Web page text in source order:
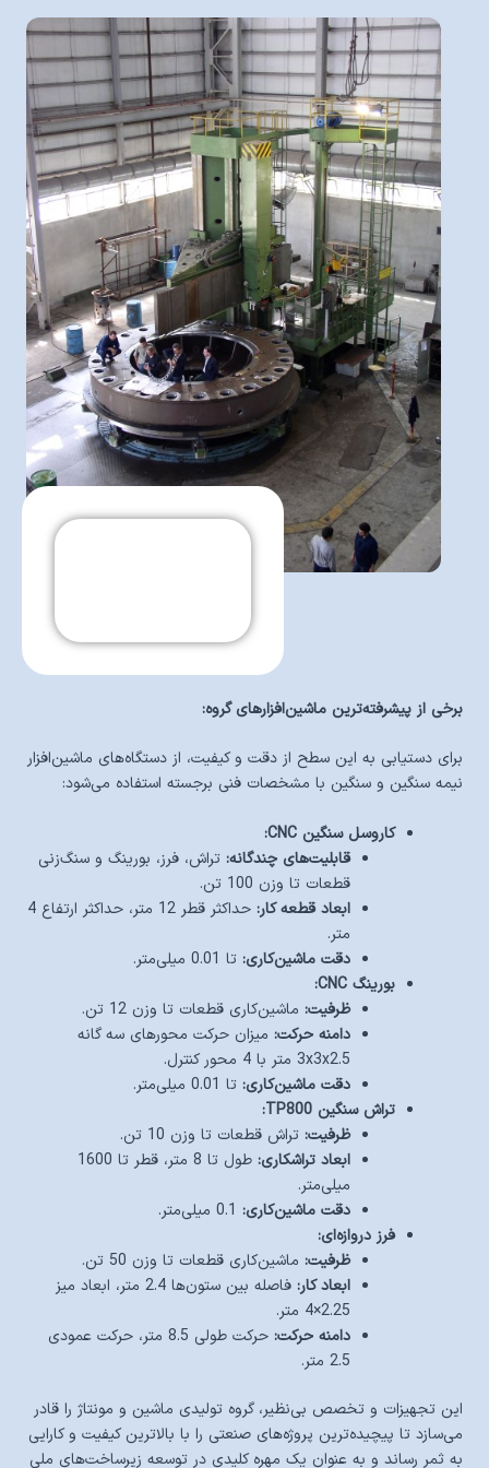
برخی از پیشرفته‌ترین ماشین‌افزارهای گروه:
برای دستیابی به این سطح از دقت و کیفیت، از دستگاه‌های ماشین‌افزار
نیمه سنگین و سنگین با مشخصات فنی برجسته استفاده می‌شود:
کاروسل سنگین CNC:
قابلیت‌های چندگانه: تراش، فرز، بورینگ و سنگ‌زنی
قطعات تا وزن 100 تن.
ابعاد قطعه کار:
حداکثر قطر 12 متر، حداکثر ارتفاع 4
متر.
دقت ماشین‌کاری: تا 0.01 میلی‌متر.
بورینگ CNC:
ظرفیت: ماشین‌کاری قطعات تا وزن 12 تن.
دامنه حرکت: میزان حرکت محورهای سه گانه
3x3x2.5 متر با 4 محور کنترل.
دقت ماشین‌کاری: تا 0.01 میلی‌متر.
تراش سنگین TP800:
ظرفیت: تراش قطعات تا وزن 10 تن.
ابعاد تراشکاری:
طول تا 8 متر، قطر تا 1600
میلی‌متر.
دقت ماشین‌کاری:
فرز دروازه‌ای:
ظرفیت: ماشین‌کاری قطعات تا وزن 50 تن.
ابعاد کار:
فاصله بین ستون‌ها 2.4 متر، ابعاد میز
2.25×4 متر.
دامنه حرکت:
حرکت طولی 8.5 متر، حرکت عمودی
2.5 متر.
این تجهیزات و تخصص بی‌نظیر، گروه تولیدی ماشین و مونتاژ را قادر
می‌سازد تا پیچیده‌ترین پروژه‌های صنعتی را با بالاترین کیفیت و کارایی
به ثمر رساند و به عنوان یک مهره کلیدی در توسعه زیرساخت‌های ملی